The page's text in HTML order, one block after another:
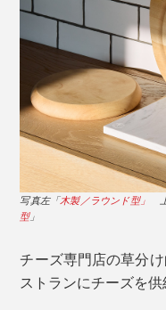
食卓に「置く、移動
す。
写真左「木製／ラウンド型」
型」
チーズ専門店の草分
ストランにチーズを供